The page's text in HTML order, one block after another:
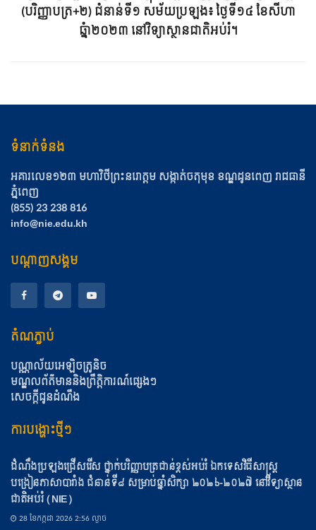
(បរិញ្ញាបត្រ+២) ជំនាន់ទី១ សម័យប្រឡង៖ ថ្ងៃទី១៤ ខែសីហា
ឆ្នំា២០២៣ នៅវិទ្យាស្ថានជាតិអប់រំ។
ទំនាក់ទំនង
អគារលេខ១២៣ មហាវិថីព្រះនរោត្ដម សង្កាត់ចតុមុខ​ ខណ្ឌដូនពេញ​ រាជធានី
ភ្នំពេញ
(855) 23 238 816
info@nie.edu.kh
បណ្តាញសង្គម
តំណភ្ជាប់
បណ្ណាល័យអេឡិចត្រូនិច
មណ្ឌលព័ត៌មាននិងព្រឹត្តិការណ៍ផ្សេងៗ
សេចក្តីជូនដំណឹង
ការបង្ហោះថ្មីៗ
ដំណឹងប្រឡងជ្រើសរើស ថ្នាក់បរិញ្ញាបត្រជាន់ខ្ពស់អប់រំ ឯកទេសវិធីសាស្ត្រ
បង្រៀនភាសាបារាំង ជំនាន់ទី៨ សម្រាប់ឆ្នាំសិក្សា ២០២៦-២០២៧ នៅវិទ្យាស្ថាន
ជាតិអប់រំ (NIE)
28 ខែ​កក្កដា 2026 2:56 ល្ងាច